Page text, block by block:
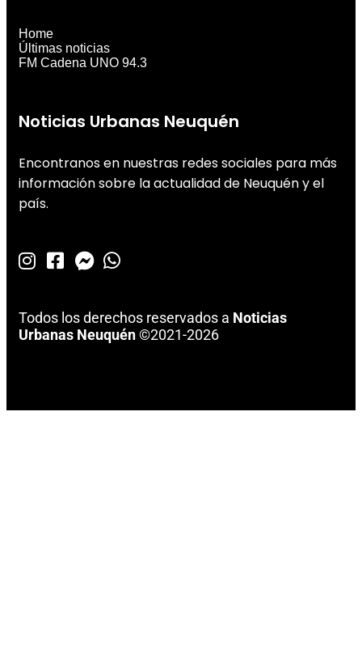
Noticias Urbanas Neuquén
Encontranos en nuestras redes sociales para más
información sobre la actualidad de Neuquén y el
país.
Todos los derechos reservados a Noticias
Urbanas Neuquén©2021-2026
Home
Últimas noticias
FM Cadena UNO 94.3